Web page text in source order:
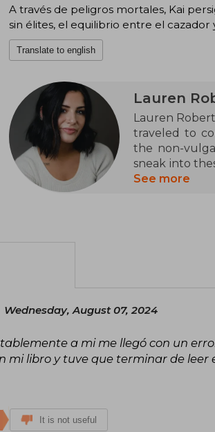
A través de peligros mortales, Kai
sin élites, el equilibrio entre el
Translate to english
Lauren
Lauren
traveled to
the non-
sneak into
first book in a
See more
Wednesday, August 07, 2024
a mi me llegó con un
mi libro y tuve que terminar de leer
It is not useful